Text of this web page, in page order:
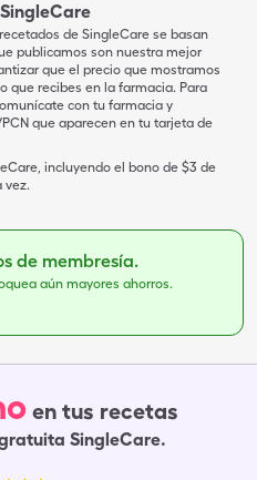
de SingleCare se basan
publicamos son nuestra mejor
que el precio que mostramos
que recibes en la farmacia. Para
con tu farmacia y
que aparecen en tu tarjeta de
incluyendo el bono de $3 de
vez.
de membresía.
aún mayores ahorros.
en tus recetas
SingleCare.